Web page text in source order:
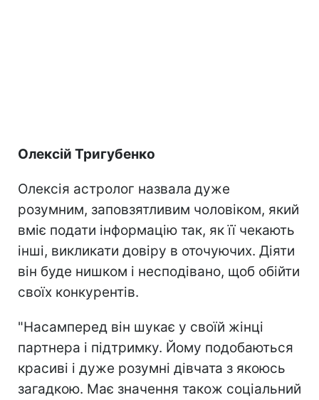
Олексій Тригубенко
Олексія астролог назвала дуже
розумним, заповзятливим чоловіком, який
вміє подати інформацію так, як її чекають
інші, викликати довіру в оточуючих. Діяти
він буде нишком і несподівано, щоб обійти
своїх конкурентів.
"Насамперед він шукає у своїй жінці
партнера і підтримку. Йому подобаються
красиві і дуже розумні дівчата з якоюсь
загадкою. Має значення також соціальний